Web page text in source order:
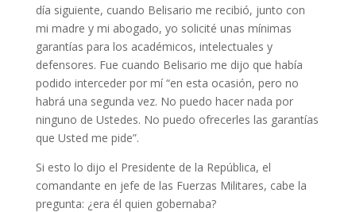
día siguiente, cuando Belisario me recibió, junto con
mi madre y mi abogado, yo solicité unas mínimas
garantías para los académicos, intelectuales y
defensores. Fue cuando Belisario me dijo que había
podido interceder por mí “en esta ocasión, pero no
habrá una segunda vez. No puedo hacer nada por
ninguno de Ustedes. No puedo ofrecerles las garantías
que Usted me pide”.
Si esto lo dijo el Presidente de la República, el
comandante en jefe de las Fuerzas Militares, cabe la
pregunta: ¿era él quien gobernaba?